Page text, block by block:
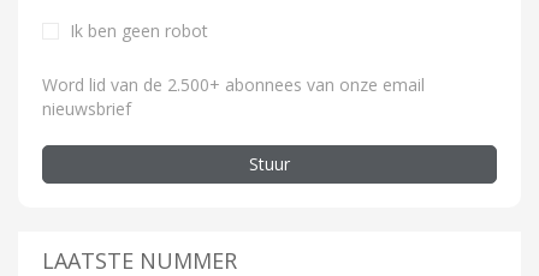
Ik ben geen robot
Word lid van de 2.500+ abonnees van onze email
nieuwsbrief
Stuur
LAATSTE NUMMER